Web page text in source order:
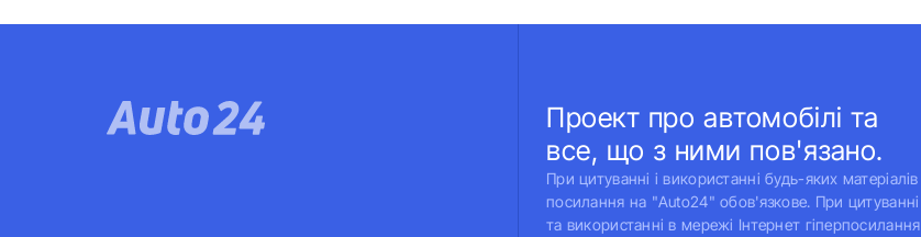
Проект про автомобілі та
все, що з ними пов'язано.
При цитуванні і використанні будь-яких матеріалів
посилання на "Auto24" обов'язкове. При цитуванні
та використанні в мережі Інтернет гіперпосилання